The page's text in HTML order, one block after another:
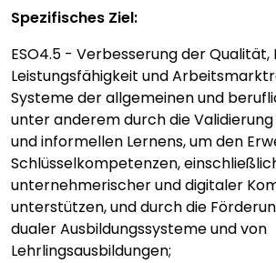
Spezifisches Ziel:
ESO4.5 - Verbesserung der Qualität,
Leistungsfähigkeit und
Systeme der allgemeinen und
unter anderem durch die
und informellen Lernens, um den
Schlüsselkompetenzen,
unternehmerischer und digitaler
unterstützen, und durch die
dualer Ausbildungssysteme und von
Lehrlingsausbildungen;